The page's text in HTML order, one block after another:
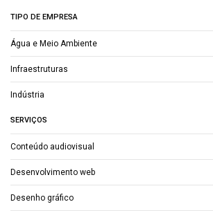
TIPO DE EMPRESA
Água e Meio Ambiente
Infraestruturas
Indústria
SERVIÇOS
Conteúdo audiovisual
Desenvolvimento web
Desenho gráfico